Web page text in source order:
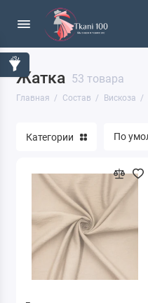
Жатка 53 товара
Главная Состав Вискоза
Акрил
Ацетат
Капрон
Кашемир
Крапива
Категории